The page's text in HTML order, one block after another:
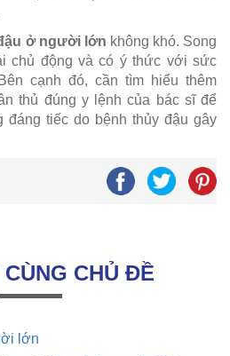
ở người lớn không khó. Song
chủ động và có ý thức với sức
cạnh đó, cần tìm hiểu thêm
thủ đúng y lệnh của bác sĩ để
đáng tiếc do bệnh thủy đậu gây
CHỦ ĐỀ